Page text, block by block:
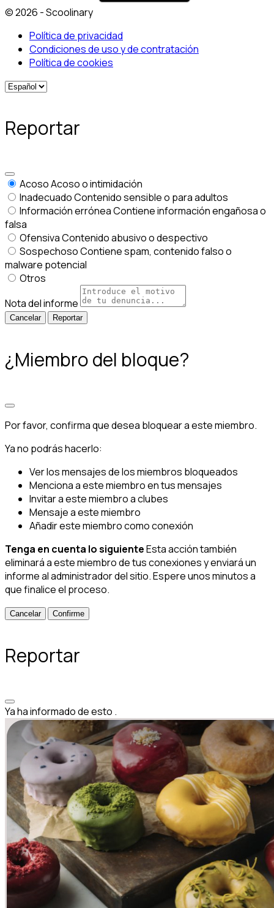
© 2026 - Scoolinary
Política de privacidad
Condiciones de uso y de contratación
Política de cookies
Reportar
AcosoAcoso o intimidación
InadecuadoContenido sensible o para adultos
Información erróneaContiene información engañosa o
falsa
OfensivaContenido abusivo o despectivo
SospechosoContiene spam, contenido falso o
malware potencial
Otros
Nota del informe
Reportar
¿Miembro del bloque?
Por favor, confirma que desea bloquear a este miembro.
Ya no podrás hacerlo:
Ver los mensajes de los miembros bloqueados
Menciona a este miembro en tus mensajes
Invitar a este miembro a clubes
Mensaje a este miembro
Añadir este miembro como conexión
Tenga en cuenta lo siguienteEsta acción también
eliminará a este miembro de tus conexiones y enviará un
informe al administrador del sitio. Espere unos minutos a
que finalice el proceso.
Confirme
Reportar
Ya ha informado de esto .